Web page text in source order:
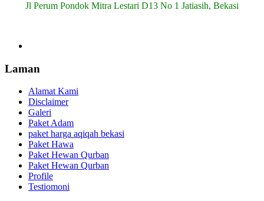
Jl Perum Pondok Mitra Lestari D13 No 1 Jatiasih, Bekasi
Laman
Alamat Kami
Disclaimer
Galeri
Paket Adam
paket harga aqiqah bekasi
Paket Hawa
Paket Hewan Qurban
Paket Hewan Qurban
Profile
Testiomoni